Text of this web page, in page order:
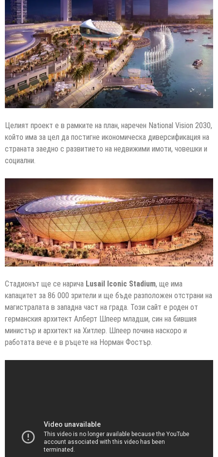
Целият проект е в рамките на план, наречен National Vision 2030,
който има за цел да постигне икономическа диверсификация на
страната заедно с развитието на недвижими имоти, човешки и
социални.
Стадионът ще се нарича Lusail Iconic Stadium, ще има
капацитет за 86 000 зрители и ще бъде разположен отстрани на
магистралата в западна част на града. Този сайт е роден от
германския архитект Алберт Шпеер младши, син на бившия
министър и архитект на Хитлер. Шпеер почина наскоро и
работата вече е в ръцете на Норман Фостър.